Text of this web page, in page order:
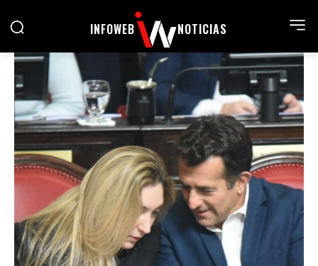
INFOWEB NOTICIAS